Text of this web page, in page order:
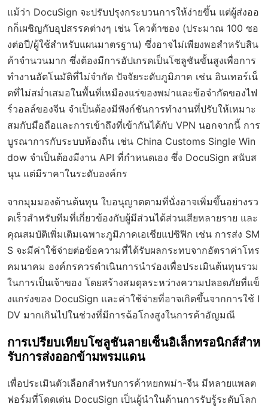
แม้ว่า DocuSign จะปรับปรุงกระบวนการให้ง่ายขึ้น แต่ผู้ส่งออ
กก็เผชิญกับอุปสรรคต่างๆ เช่น โควต้าซอง (ประมาณ 100 ซอ
งต่อปี/ผู้ใช้สำหรับแผนมาตรฐาน) ซึ่งอาจไม่เพียงพอสำหรับสิน
ค้าจำนวนมาก ซึ่งต้องมีการอัปเกรดเป็นโซลูชันขั้นสูงเพื่อการ
ทำงานอัตโนมัติที่ไม่จำกัด ปัจจัยระดับภูมิภาค เช่น อินเทอร์เน็
ตที่ไม่สม่ำเสมอในพื้นที่เหมืองแร่ของพม่าและข้อจำกัดของไฟ
ร์วอลล์ของจีน จำเป็นต้องมีฟังก์ชันการทำงานที่ปรับให้เหมาะ
สมกับมือถือและการเข้าถึงที่เข้ากันได้กับ VPN นอกจากนี้ การ
บูรณาการกับระบบท้องถิ่น เช่น China Customs Single Win
dow จำเป็นต้องมีงาน API ที่กำหนดเอง ซึ่ง DocuSign สนับส
นุน แต่มีราคาในระดับองค์กร
จากมุมมองด้านต้นทุน ใบอนุญาตตามที่นั่งอาจเพิ่มขึ้นอย่างรว
ดเร็วสำหรับทีมที่เกี่ยวข้องกับผู้มีส่วนได้ส่วนเสียหลายราย และ
คุณสมบัติเพิ่มเติมเฉพาะภูมิภาคเอเชียแปซิฟิก เช่น การส่ง SM
S จะมีค่าใช้จ่ายต่อข้อความที่ได้รับผลกระทบจากอัตราค่าโทร
คมนาคม องค์กรควรดำเนินการนำร่องเพื่อประเมินต้นทุนรวม
ในการเป็นเจ้าของ โดยสร้างสมดุลระหว่างความปลอดภัยที่แข็
งแกร่งของ DocuSign และค่าใช้จ่ายที่อาจเกิดขึ้นจากการใช้ I
DV มากเกินไปในช่วงที่มีการฉ้อโกงสูงในการค้าอัญมณี
การเปรียบเทียบโซลูชันลายเซ็นอิเล็กทรอนิกส์สำห
รับการส่งออกข้ามพรมแดน
เพื่อประเมินตัวเลือกสำหรับการค้าหยกพม่า-จีน มีหลายแพลต
ฟอร์มที่โดดเด่น DocuSign เป็นผู้นำในด้านการรับรู้ระดับโลก